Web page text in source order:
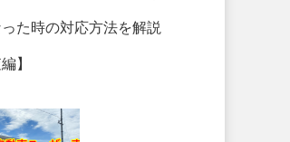
た時の対応方法を解説
】